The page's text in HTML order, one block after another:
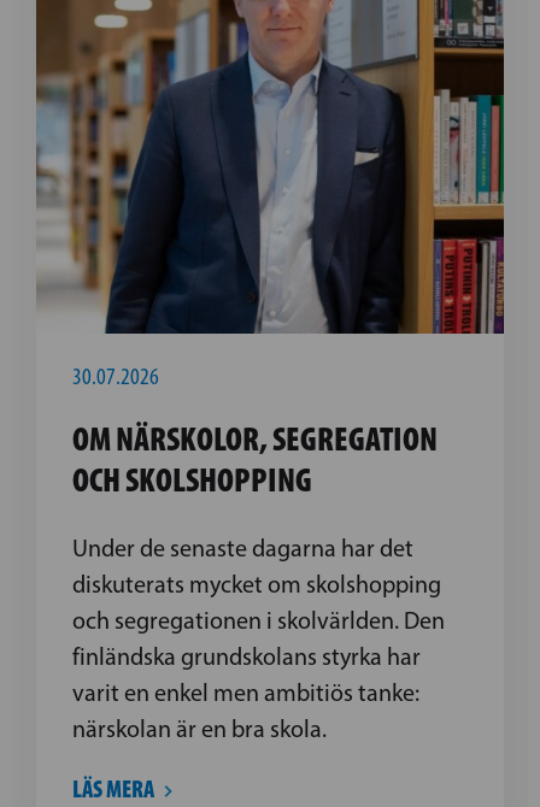
30.07.2026
OM NÄRSKOLOR, SEGREGATION
OCH SKOLSHOPPING
Under de senaste dagarna har det
diskuterats mycket om skolshopping
och segregationen i skolvärlden. Den
finländska grundskolans styrka har
varit en enkel men ambitiös tanke:
närskolan är en bra skola.
LÄS MERA